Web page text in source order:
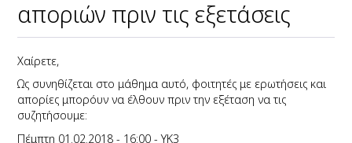
αποριών πριν τις εξετάσεις
Χαίρετε,
Ως συνηθίζεται στο μάθημα αυτό, φοιτητές με ερωτήσεις και
απορίες μπορόυν να έλθουν πριν την εξέταση να τις
συζητήσουμε:
Πέμπτη 01.02.2018 - 16:00 - ΥΚ3